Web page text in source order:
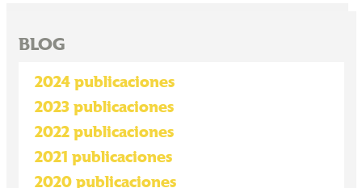
BLOG
2024 publicaciones
2023 publicaciones
2022 publicaciones
2021 publicaciones
2020 publicaciones